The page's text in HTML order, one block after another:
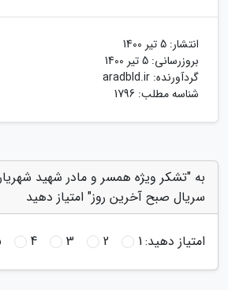
انتشار: 5 تیر 1400
بروزرسانی: 5 تیر 1400
گردآورنده: aradbld.ir
شناسه مطلب: 1796
به "تشکر ویژه همسر و مادر شهید
سریال صبح آخرین روز" امتیاز دهید
امتیاز دهید:1
2
3
4